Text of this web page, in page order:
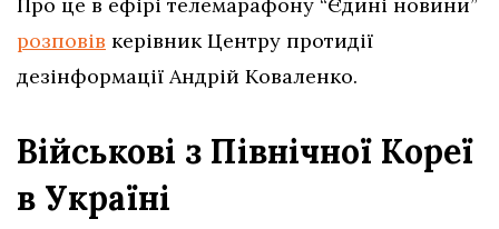
розповів керівник Центру протидії
дезінформації Андрій Коваленко.
Військові з Північної Кореї
в Україні